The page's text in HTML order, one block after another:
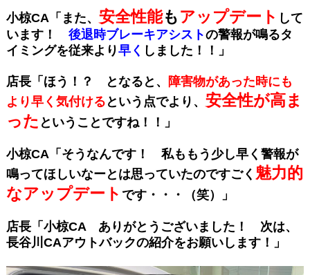
小椋CA「また、 安全性能もアップデート して
います！ 後退時ブレーキアシストの警報が鳴るタ
イミングを従来より早く しました！！」
店長「ほう！？ となると、
障害物があった時にも
より早く気付ける という点でより、 安全性が高ま
った ということですね！！」
小椋CA「そうなんです！ 私ももう少し早く警報が
鳴ってほしいなーとは思っていたのですごく 魅力的
なアップデート です・・・（笑）」
店長「小椋CA ありがとうございました！ 次は、
長谷川CAアウトバックの紹介をお願いします！」